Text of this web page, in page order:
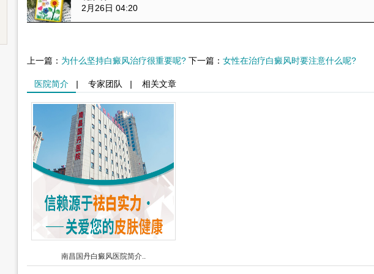
2月26日 04:20
上一篇： 为什么坚持白癜风治疗很重要呢?下一篇： 女性在治疗白癜风时要注意什么呢?
医院简介 | 专家团队 | 相关文章
南昌国丹白癜风医院简介..